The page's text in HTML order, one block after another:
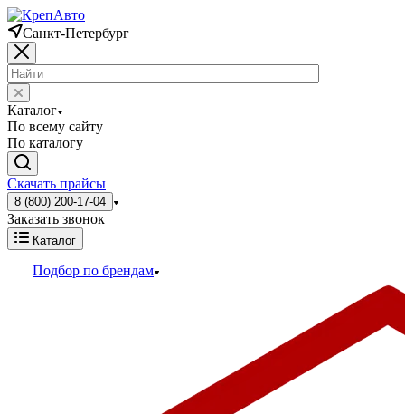
Санкт-Петербург
Каталог
По всему сайту
По каталогу
Скачать прайсы
8 (800) 200-17-04
Заказать звонок
Каталог
Подбор по брендам